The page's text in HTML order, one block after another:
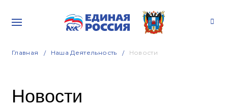
Главная Наша Деятельность Новости
Новости